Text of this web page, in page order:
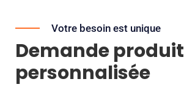
Votre besoin est unique
Demande produit
personnalisée